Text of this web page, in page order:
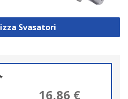
Svasatori
16,86 €